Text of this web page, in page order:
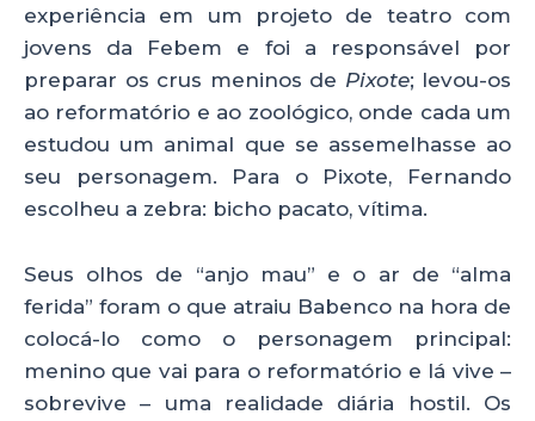
experiência em um projeto de teatro com
jovens da Febem e foi a responsável por
preparar os crus meninos de Pixote; levou-os
ao reformatório e ao zoológico, onde cada um
estudou um animal que se assemelhasse ao
seu personagem. Para o Pixote, Fernando
escolheu a zebra: bicho pacato, vítima.
Seus olhos de “anjo mau” e o ar de “alma
ferida” foram o que atraiu Babenco na hora de
colocá-lo como o personagem principal:
menino que vai para o reformatório e lá vive –
sobrevive – uma realidade diária hostil. Os